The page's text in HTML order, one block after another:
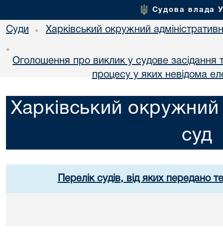
Судова влада
Суди • Харківський окружний
•
Оголошення про виклик у судове засідання
процесу у яких невідома
Харківський окружний
суд
Перелік судів, від яких передано